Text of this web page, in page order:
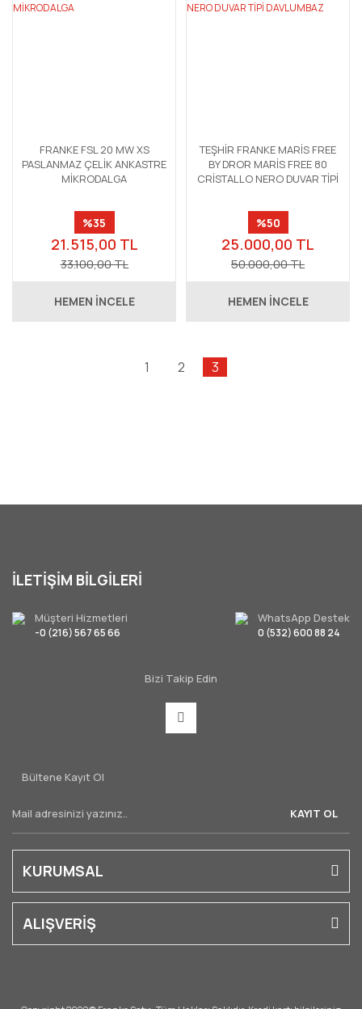
FRANKE FSL 20 MW XS
PASLANMAZ ÇELİK ANKASTRE
MİKRODALGA
%35
21.515,00 TL
33.100,00 TL
HEMEN İNCELE
TEŞHİR FRANKE MARİS FREE
BY DROR MARİS FREE 80
CRİSTALLO NERO DUVAR TİPİ
%50
25.000,00 TL
50.000,00 TL
HEMEN İNCELE
1 2 3
İLETİŞİM BİLGİLERİ
Müşteri Hizmetleri
-0 (216) 567 65 66
WhatsApp Destek
0 (532) 600 88 24
Bizi Takip Edin
Bültene Kayıt Ol
KAYIT OL
KURUMSAL
ALIŞVERİŞ